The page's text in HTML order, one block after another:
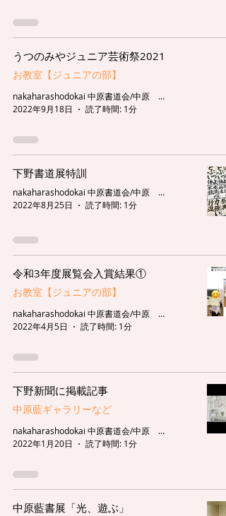
うつのみやジュニア芸術祭2021
お教室【ジュニアの部】
nakaharashodokai 中原書道会/中原 藍
2022年9月18日
読了時間: 1分
下野書道展特訓
nakaharashodokai 中原書道会/中原 藍
2022年8月25日
読了時間: 1分
令和3年度展覧会入賞結果①
お教室【ジュニアの部】
nakaharashodokai 中原書道会/中原 藍
2022年4月5日
読了時間: 1分
下野新聞に掲載記事
中原藍ギャラリーなど
nakaharashodokai 中原書道会/中原 藍
2022年1月20日
読了時間: 1分
中原藍書展「光、遊ぶ」